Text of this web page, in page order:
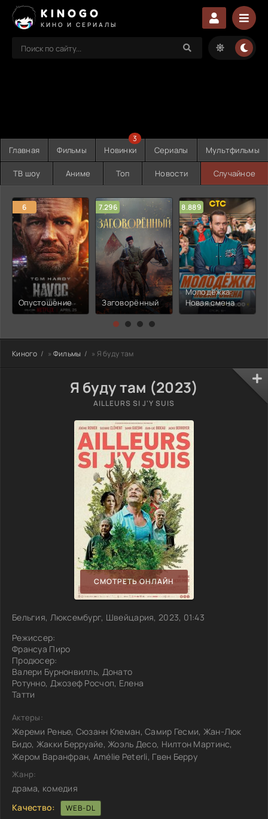
KINOGO
КИНО И СЕРИАЛЫ
Главная Фильмы Новинки
3
Сериалы Мультфильмы
ТВ шоу Аниме Топ Новости Случайное
6
Опустошение
7.296
Заговорённый
8.889
Молодёжка:
Новая смена
Киного » Фильмы » Я буду там
Я буду там (2023)
AILLEURS SI J'Y SUIS
СМОТРЕТЬ ОНЛАЙН
Бельгия, Люксембург, Швейцария, 2023, 01:43
Режиссер:
Франсуа Пиро
Продюсер:
Валери Бурнонвилль, Донато
Ротунно, Джозеф Росчоп, Елена
Татти
Актеры:
Жереми Ренье, Сюзанн Клеман, Самир Гесми, Жан-Люк
Бидо, Жакки Берруайе, Жоэль Десо, Нилтон Мартинс,
Жером Варанфран, Amélie Peterli, Гвен Берру
Жанр:
драма, комедия
Качество:
WEB-DL